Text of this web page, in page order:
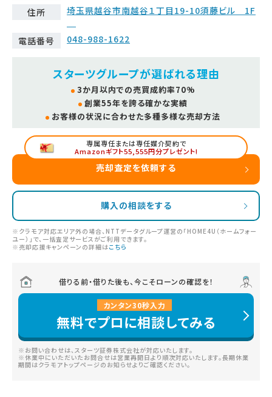
住所
埼玉県越谷市南越谷１丁目19-10須藤ビル 1F
電話番号 048-988-1622
スターツグループが選ばれる理由
3か月以内での売買成約率70%
創業55年を誇る確かな実績
お客様の状況に合わせた多種多様な売却方法
専属専任または専任媒介契約で
Amazonギフト55,555円分プレゼント!
売却査定を依頼する
購入の相談をする
※クラモア対応エリア外の場合、NTTデータグループ運営の「HOME4U（ホームフォー
ユー）」で、一括査定サービスがご利用できます。
※売却応援キャンペーンの詳細はこちら
借りる前・借りた後も、今こそローンの確認を！
カンタン30秒入力
無料でプロに相談してみる
※お問い合わせは、スターツ証券株式会社が対応いたします。
※休業中にいただいたお問合せは営業再開日より順次対応いたします。長期休業
期間はクラモアトップページのお知らせよりご確認ください。